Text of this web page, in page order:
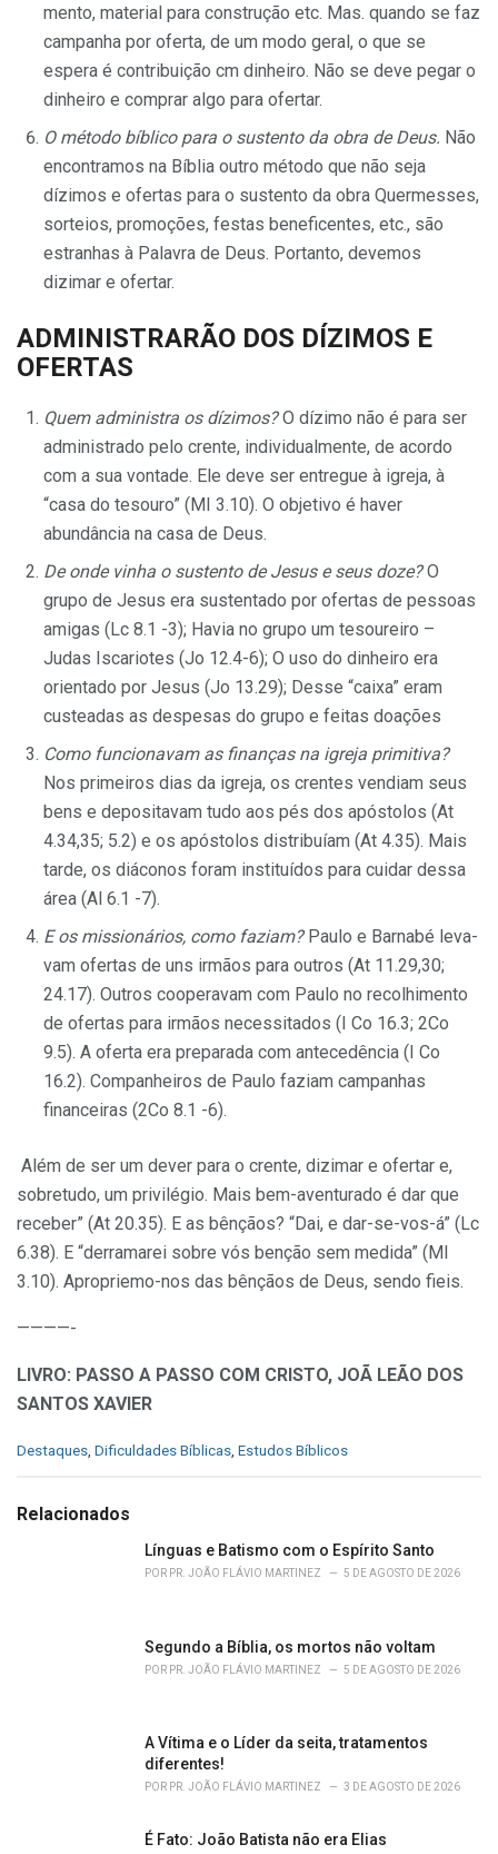
mento, material para construção etc. Mas. quando se faz
campa­nha por oferta, de um modo geral, o que se
espera é contribuição cm dinheiro. Não se deve pegar o
dinheiro e comprar algo para ofertar.
O método bíblico para o sustento da obra de Deus. Não
encontramos na Bíblia outro método que não seja
dízimos e ofer­tas para o sustento da obra Quermesses,
sorteios, promoções, fes­tas beneficentes, etc., são
estranhas à Palavra de Deus. Portanto, devemos
dizimar e ofertar.
ADMINISTRARÃO DOS DÍZIMOS E
OFERTAS
Quem administra os dízimos?O dízimo não é para ser
ad­ministrado pelo crente, individualmente, de acordo
com a sua von­tade. Ele deve ser entregue à igreja, à
“casa do tesouro” (MI 3.10). O objetivo é haver
abundância na casa de Deus.
De onde vinha o sustento de Jesus e seus doze?O
grupo de Jesus era sustentado por ofertas de pessoas
amigas (Lc 8.1 -3); Havia no grupo um tesoureiro –
Judas Iscariotes (Jo 12.4-6); O uso do dinheiro era
orientado por Jesus (Jo 13.29); Desse “caixa” eram
custeadas as despesas do grupo e feitas doações
Como funcionavam as finanças na igreja primitiva?
Nos primeiros dias da igreja, os crentes vendiam seus
bens e deposita­vam tudo aos pés dos apóstolos (At
4.34,35; 5.2) e os apóstolos distribuíam (At 4.35). Mais
tarde, os diáconos foram instituídos para cuidar dessa
área (Al 6.1 -7).
E os missionários, como faziam?Paulo e Barnabé leva­
vam ofertas de uns irmãos para outros (At 11.29,30;
24.17). Ou­tros cooperavam com Paulo no recolhimento
de ofertas para irmãos necessitados (I Co 16.3; 2Co
9.5). A oferta era preparada com antecedência (I Co
16.2). Companheiros de Paulo faziam cam­panhas
financeiras (2Co 8.1 -6).
Além de ser um dever para o crente, dizimar e ofertar e,
so­bretudo, um privilégio. Mais bem-aventurado é dar que
rece­ber” (At 20.35). E as bênçãos? “Dai, e dar-se-vos-á” (Lc
6.38). E “derramarei sobre vós benção sem medida” (Ml
3.10). Apropriemo-nos das bênçãos de Deus, sendo fieis.
————-
LIVRO: PASSO A PASSO COM CRISTO, JOÃ LEÃO DOS
SANTOS XAVIER
C
e
Destaques Dificuldades Bíblicas Estudos Bíblicos
Relacionados
Línguas e Batismo com o Espírito Santo
POR PR. JOÃO FLÁVIO MARTINEZ 5 DE AGOSTO DE 2026
Segundo a Bíblia, os mortos não voltam
POR PR. JOÃO FLÁVIO MARTINEZ 5 DE AGOSTO DE 2026
A Vítima e o Líder da seita, tratamentos
diferentes!
POR PR. JOÃO FLÁVIO MARTINEZ 3 DE AGOSTO DE 2026
É Fato: João Batista não era Elias